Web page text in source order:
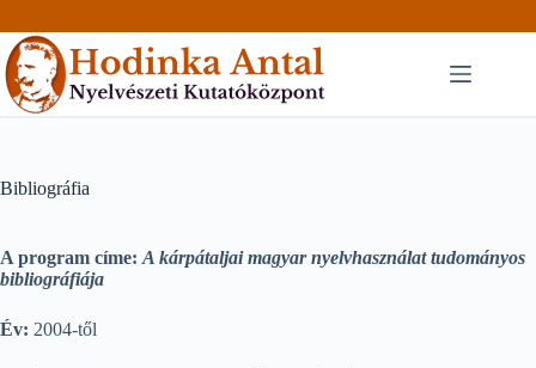
to
content
Bibliográfia
A program címe: A kárpátaljai magyar nyelvhasználat tudományos
bibliográfiája
Év: 2004-től